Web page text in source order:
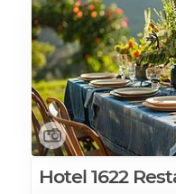
i en härlig
modernt och
vill köra
Höjdpunkten
där du kan
middagen - och
och kära.
Hotel 1622